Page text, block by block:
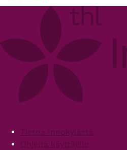
FooterTietoa Innokylästä
Ohjeita käyttäjille